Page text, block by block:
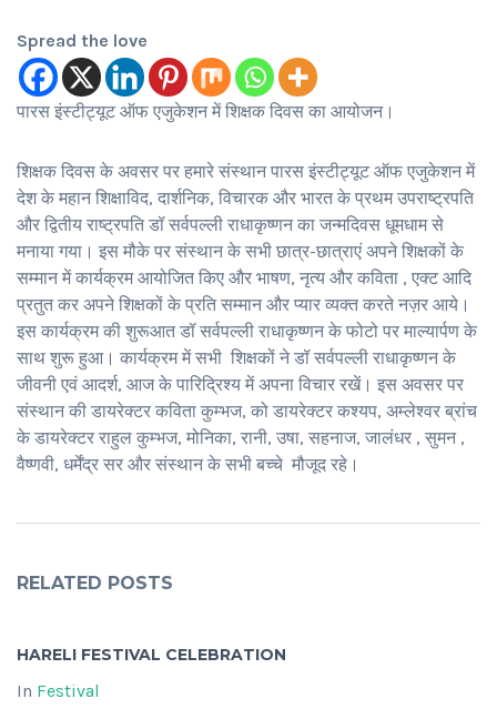
Spread the love
पारस इंस्टीट्यूट ऑफ एजुकेशन में शिक्षक दिवस का आयोजन।
शिक्षक दिवस के अवसर पर हमारे संस्थान पारस इंस्टीट्यूट ऑफ एजुकेशन में
देश के महान शिक्षाविद, दार्शनिक, विचारक और भारत के प्रथम उपराष्ट्रपति
और द्वितीय राष्ट्रपति डॉ सर्वपल्ली राधाकृष्णन का जन्मदिवस धूमधाम से
मनाया गया। इस मौके पर संस्थान के सभी छात्र-छात्राएं अपने शिक्षकों के
सम्मान में कार्यक्रम आयोजित किए और भाषण, नृत्य और कविता , एक्ट आदि
प्रतुत कर अपने शिक्षकों के प्रति सम्मान और प्यार व्यक्त करते नज़र आये।
इस कार्यक्रम की शुरूआत डॉ सर्वपल्ली राधाकृष्णन के फोटो पर माल्यार्पण के
साथ शुरू हुआ। कार्यक्रम में सभी शिक्षकों ने डॉ सर्वपल्ली राधाकृष्णन के
जीवनी एवं आदर्श, आज के पारिद्रिश्य में अपना विचार रखें। इस अवसर पर
संस्थान की डायरेक्टर कविता कुम्भज, को डायरेक्टर कश्यप, अम्लेश्वर ब्रांच
के डायरेक्टर राहुल कुम्भज, मोनिका, रानी, उषा, सहनाज, जालंधर , सुमन ,
वैष्णवी, धर्मेंद्र सर और संस्थान के सभी बच्चे मौजूद रहे।
RELATED POSTS
HARELI FESTIVAL CELEBRATION
In Festival